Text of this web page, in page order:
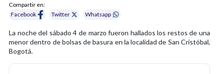
Compartir en:
Facebook
Twitter Whatsapp
La noche del sábado 4 de marzo fueron hallados los restos de una
menor dentro de bolsas de basura en la localidad de San Cristóbal,
Bogotá.